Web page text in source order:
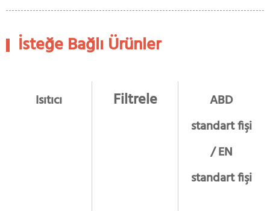
İsteğe Bağlı Ürünler
Isıtıcı Filtrele
ABD
standart fişi
/ EN
standart fişi